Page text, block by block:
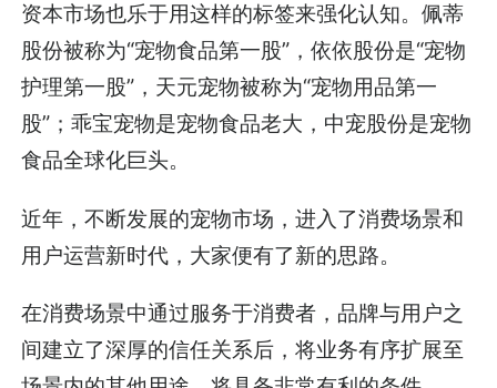
资本市场也乐于用这样的标签来强化认知。佩蒂
股份被称为“宠物食品第一股”，依依股份是“宠物
护理第一股”，天元宠物被称为“宠物用品第一
股”；乖宝宠物是宠物食品老大，中宠股份是宠物
食品全球化巨头。
近年，不断发展的宠物市场，进入了消费场景和
用户运营新时代，大家便有了新的思路。
在消费场景中通过服务于消费者，品牌与用户之
间建立了深厚的信任关系后，将业务有序扩展至